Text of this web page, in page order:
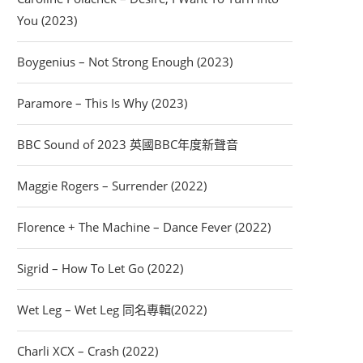
You (2023)
Boygenius – Not Strong Enough (2023)
Paramore – This Is Why (2023)
BBC Sound of 2023 英國BBC年度新聲音
Maggie Rogers – Surrender (2022)
Florence + The Machine – Dance Fever (2022)
Sigrid – How To Let Go (2022)
Wet Leg – Wet Leg 同名專輯(2022)
Charli XCX – Crash (2022)